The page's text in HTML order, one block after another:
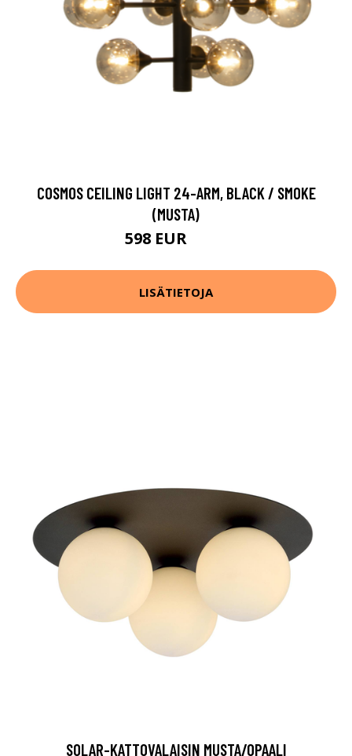
COSMOS CEILING LIGHT 24-ARM, BLACK / SMOKE
(MUSTA)
598 EUR
LISÄTIETOJA
SOLAR-KATTOVALAISIN MUSTA/OPAALI